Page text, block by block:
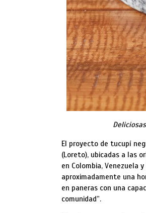
El proyecto de tucupí
(Loreto), ubicadas a las
en Colombia, Venezuela
aproximadamente una
en paneras con una
comunidad”.